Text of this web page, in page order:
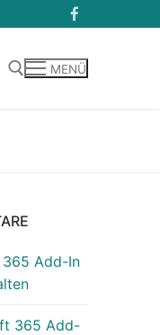
MENÜ
Add-In
365 Add-